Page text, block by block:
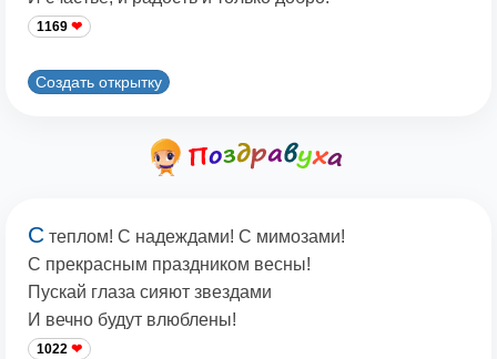
1169
Создать открытку
С теплом! С надеждами! С мимозами!
С прекрасным праздником весны!
Пускай глаза сияют звездами
И вечно будут влюблены!
1022